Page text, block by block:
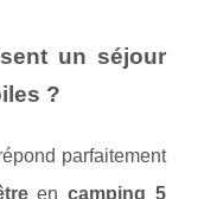
un séjour
?
parfaitement
en camping 5